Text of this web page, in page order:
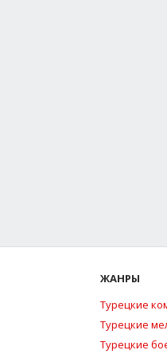
ЖАНРЫ
Турецкие
Турецкие
Турецкие